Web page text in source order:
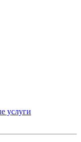
услуги